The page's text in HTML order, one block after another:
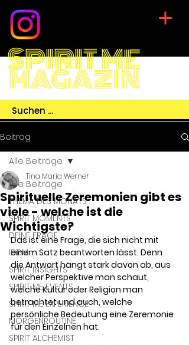
SPIRIT ME
MAGAZIN
Beitrag
Alle Beiträge
THEMA DES MONATS
SPIRIT MOMENTS
DEINE FRAGE
IDBM
SPIRIT INSIGHTS
SPIRIT ME EVENTS
SPIRIT ME EXPERIENCE
MORGENROUTINE
SPIRIT ALCHEMIST
Alle Beiträge
Spirituelle Zeremonien gibt es
viele - welche ist die
Wichtigste?
Tina Maria Werner
Das ist eine Frage, die sich nicht mit
einem Satz beantworten lässt. Denn
die Antwort hängt stark davon ab, aus
welcher Perspektive man schaut,
welche Kultur oder Religion man
betrachtet und auch, welche
persönliche Bedeutung eine Zeremonie
für den Einzelnen hat.